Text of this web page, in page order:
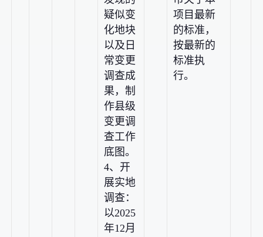
疑似变
化地块
以及日
常变更
调查成
果，制
作县级
变更调
查工作
底图。
4、开
展实地
调查：
以2025
年12月
项目最新
的标准，
按最新的
标准执
行。